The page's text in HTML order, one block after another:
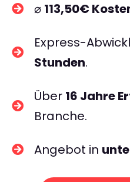
⌀ 113,50€
Express-
Stunden.
Über 16 Jahre
Branche.
Angebot in